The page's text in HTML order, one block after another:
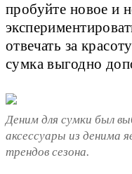
пробуйте новое и
отвечать за
сумка выгодно
Деним для сумки был
аксессуары из денима
трендов сезона.